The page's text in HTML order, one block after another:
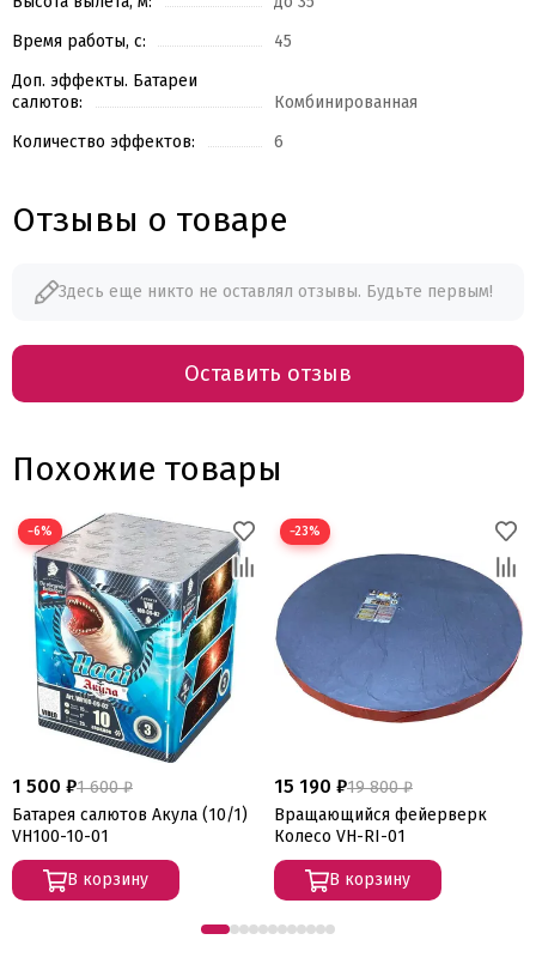
Время работы, с:
45
Доп. эффекты. Батареи
салютов:
Комбинированная
Количество эффектов:
6
Отзывы о товаре
Здесь еще никто не оставлял отзывы. Будьте первым!
Оставить отзыв
Похожие товары
−6%
1 500 ₽1 600 ₽
Батарея салютов Акула (10/1)
VH100-10-01
В корзину
−23%
15 190 ₽19 800 ₽
Вращающийся фейерверк
Колесо VH-RI-01
В корзину